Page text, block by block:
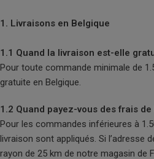
1. Livraisons en Belgique
1.1 Quand la livraison est-elle
Pour toute commande minimale de
gratuite en Belgique.
1.2 Quand payez-vous des frais de
Pour les commandes inférieures à
livraison sont appliqués. Si l’adresse
rayon de 25 km de notre magasin de